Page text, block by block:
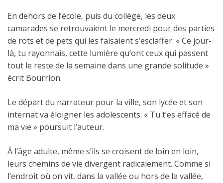
En dehors de l’école, puis du collège, les deux
camarades se retrouvaient le mercredi pour des parties
de rots et de pets qui les faisaient s’esclaffer. « Ce jour-
là, tu rayonnais, cette lumière qu’ont ceux qui passent
tout le reste de la semaine dans une grande solitude »
écrit Bourrion.
Le départ du narrateur pour la ville, son lycée et son
internat va éloigner les adolescents. « Tu t’es effacé de
ma vie » poursuit l’auteur.
À l’âge adulte, même s’ils se croisent de loin en loin,
leurs chemins de vie divergent radicalement. Comme si
l’endroit où on vit, dans la vallée ou hors de la vallée,